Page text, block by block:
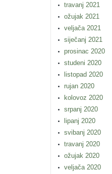
travanj 2021
ožujak 2021
veljača 2021
siječanj 2021
prosinac 2020
studeni 2020
listopad 2020
rujan 2020
kolovoz 2020
srpanj 2020
lipanj 2020
svibanj 2020
travanj 2020
ožujak 2020
veljača 2020